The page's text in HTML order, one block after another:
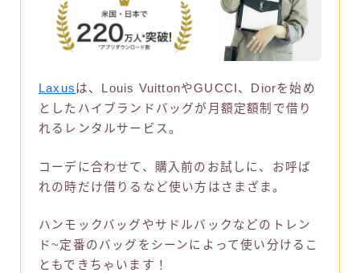
Laxusは、Louis VuittonやGUCCI、Diorを始め
としたハイブランドバッグが月額定額制で借り
れるレンタルサービス。
コーデに合わせて、購入前のお試しに、お呼ば
れの時だけ借りるなど使い方はさまざま。
ハンモックバッグやサドルバックなどのトレン
ド~定番のバッグをシーンによって使い分けるこ
ともできちゃいます！